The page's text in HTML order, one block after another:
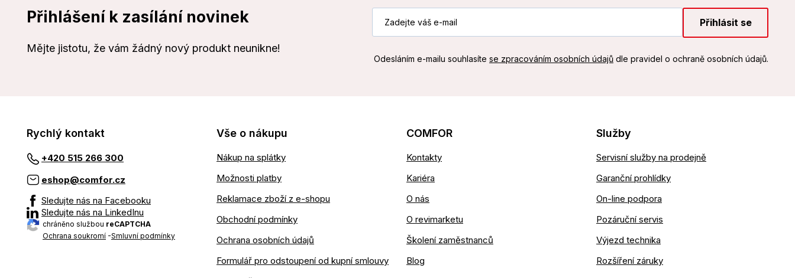
Přihlášení k zasílání novinek
Mějte jistotu, že vám žádný nový produkt neunikne!
Přihlásit se
Odesláním e-mailu souhlasíte se zpracováním osobních údajůdle pravidel o ochraně osobních údajů.
Rychlý kontakt
+420 515 266 300
eshop@comfor.cz
Sledujte nás na Facebooku
Sledujte nás na LinkedInu
chráněno službou reCAPTCHA
Ochrana soukromí -Smluvní podmínky
Vše o nákupu
Nákup na splátky
Možnosti platby
Reklamace zboží z e-shopu
Obchodní podmínky
Ochrana osobních údajů
Formulář pro odstoupení od kupní smlouvy
COMFOR
Kontakty
Kariéra
O nás
O revimarketu
Školení zaměstnanců
Blog
Služby
Servisní služby na prodejně
Garanční prohlídky
On-line podpora
Pozáruční servis
Výjezd technika
Rozšíření záruky